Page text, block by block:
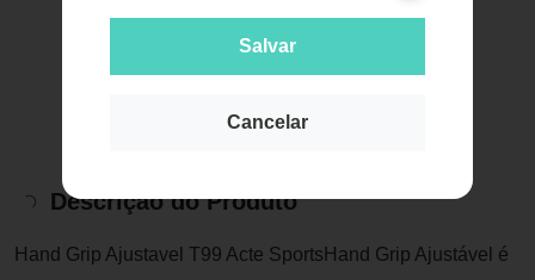
Salvar
Cancelar
Descrição do Produto
Hand Grip Ajustavel T99 Acte SportsHand Grip Ajustável é